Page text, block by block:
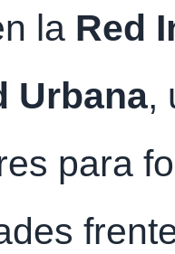
la Red
Urbana,
para